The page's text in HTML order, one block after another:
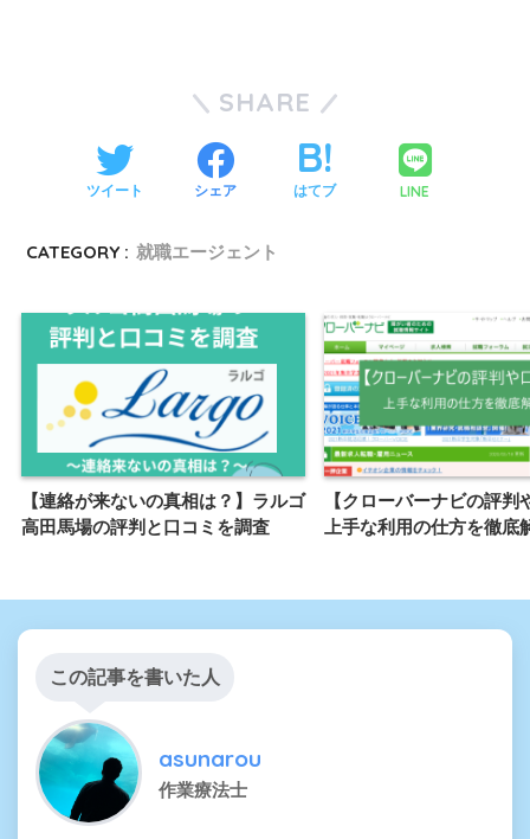
SHARE
ツイート シェア はてブ LINE
CATEGORY : 就職エージェント
【連絡が来ないの真相は？】ラルゴ
高田馬場の評判と口コミを調査
【クローバーナビの評判
上手な利用の仕方を徹底
この記事を書いた人
asunarou
作業療法士